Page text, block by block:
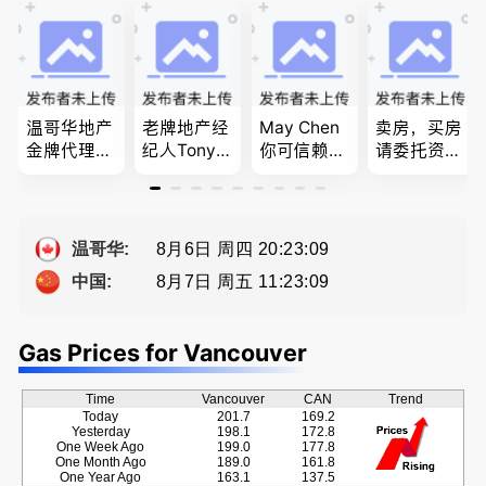
姻家庭、遗
嘱遗产
纠纷，审判
温哥华地产
金牌代理经
恳的朋友
老牌地产经
纪人Tony L
经验买卖
佣
May Chen
你可信赖的
为你提供全
服务
卖房，买房
请委托资深
温哥华:
8月6日 周四 20:23:09
中国:
8月7日 周五 11:23:09
Gas Prices for Vancouver
Time Vancouver CAN
Trend
Today
Yesterday
One Week Ago
One Month Ago
One Year Ago
201.7
198.1
199.0
189.0
163.1
169.2
172.8
177.8
161.8
137.5